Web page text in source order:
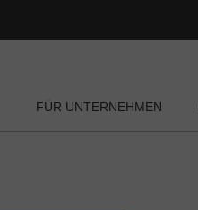
FÜR UNTERNEHMEN